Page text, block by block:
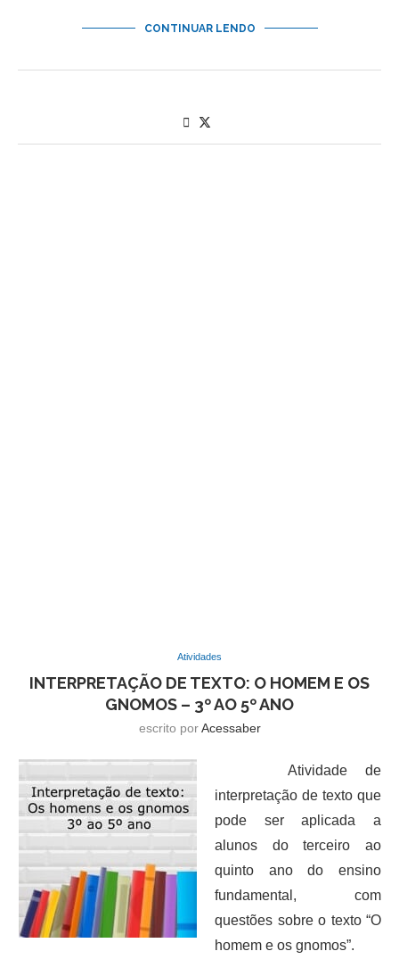
CONTINUAR LENDO
Atividades
INTERPRETAÇÃO DE TEXTO: O HOMEM E OS
GNOMOS – 3º AO 5º ANO
escrito porAcessaber
Atividade de
interpretação de texto que
pode ser aplicada a
alunos do terceiro ao
quinto ano do ensino
fundamental, com
questões sobre o texto “O
homem e os gnomos”.